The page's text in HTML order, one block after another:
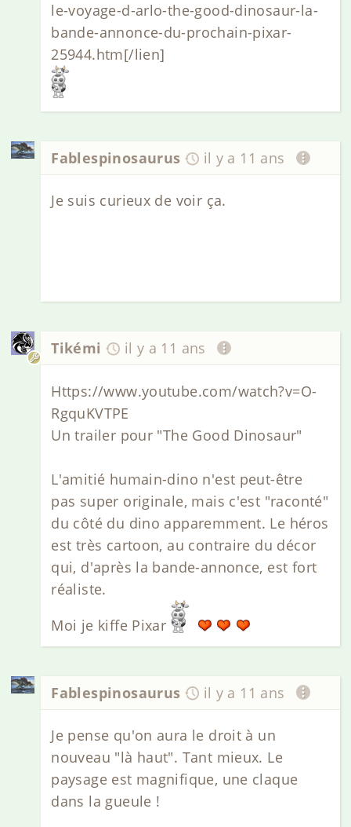
le-voyage-d-arlo-the-good-dinosaur-la-
bande-annonce-du-prochain-pixar-
25944.htm[/lien]
Fablespinosaurus il y a 11 ans
Je suis curieux de voir ça.
Tikémi il y a 11 ans
Https://www.youtube.com/watch?v=O-
RgquKVTPE
Un trailer pour "The Good Dinosaur"
L'amitié humain-dino n'est peut-être
pas super originale, mais c'est "raconté"
du côté du dino apparemment. Le héros
est très cartoon, au contraire du décor
qui, d'après la bande-annonce, est fort
réaliste.
Moi je kiffe Pixar
Fablespinosaurus il y a 11 ans
Je pense qu'on aura le droit à un
nouveau "là haut". Tant mieux. Le
paysage est magnifique, une claque
dans la gueule !